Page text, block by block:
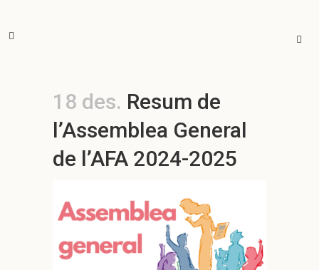
18 des. Resum de
l’Assemblea General
de l’AFA 2024-2025